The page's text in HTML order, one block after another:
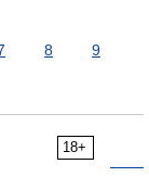
8
9
18+